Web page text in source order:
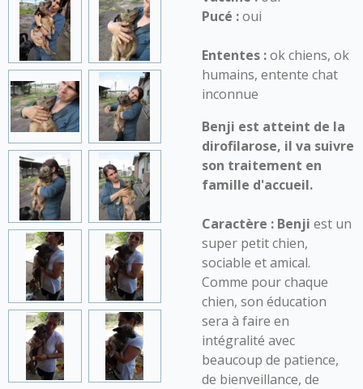
Pucé :oui
Ententes :ok chiens, ok
humains, entente chat
inconnue
Benji est atteint de la
dirofilarose, il va suivre
son traitement en
famille d'accueil.
Caractère : Benji est un
super petit chien,
sociable et amical.
Comme pour chaque
chien, son éducation
sera à faire en
intégralité avec
beaucoup de patience,
de bienveillance, de